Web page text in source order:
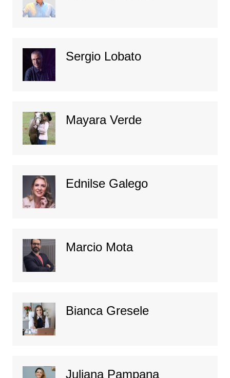
Sergio Lobato
Mayara Verde
Ednilse Galego
Marcio Mota
Bianca Gresele
Juliana Pampana